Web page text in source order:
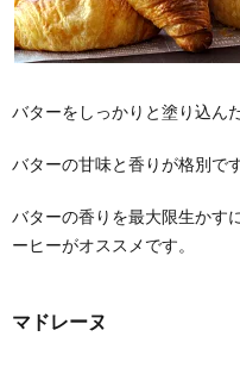
バターをしっかりと塗り込ん
バターの甘味と香りが格別です
バターの香りを最大限生かす
ーヒーがオススメです。
マドレーヌ